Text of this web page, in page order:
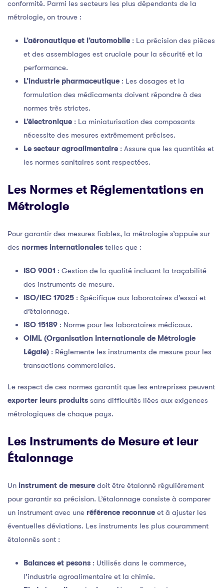
conformité. Parmi les secteurs les plus dépendants de la
métrologie, on trouve :
L’aéronautique et l’automobile : La précision des pièces
et des assemblages est cruciale pour la sécurité et la
performance.
L’industrie pharmaceutique : Les dosages et la
formulation des médicaments doivent répondre à des
normes très strictes.
L’électronique : La miniaturisation des composants
nécessite des mesures extrêmement précises.
Le secteur agroalimentaire : Assure que les quantités et
les normes sanitaires sont respectées.
Les Normes et Réglementations en
Métrologie
Pour garantir des mesures fiables, la métrologie s’appuie sur
des normes internationales telles que :
ISO 9001 : Gestion de la qualité incluant la traçabilité
des instruments de mesure.
ISO/IEC 17025 : Spécifique aux laboratoires d’essai et
d’étalonnage.
ISO 15189 : Norme pour les laboratoires médicaux.
OIML (Organisation Internationale de Métrologie
Légale) : Réglemente les instruments de mesure pour les
transactions commerciales.
Le respect de ces normes garantit que les entreprises peuvent
exporter leurs produits sans difficultés liées aux exigences
métrologiques de chaque pays.
Les Instruments de Mesure et leur
Étalonnage
Un instrument de mesure doit être étalonné régulièrement
pour garantir sa précision. L’étalonnage consiste à comparer
un instrument avec une référence reconnue et à ajuster les
éventuelles déviations. Les instruments les plus couramment
étalonnés sont :
Balances et pesons : Utilisés dans le commerce,
l’industrie agroalimentaire et la chimie.